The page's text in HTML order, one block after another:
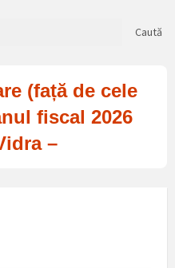
Caută
(față de cele
fiscal 2026
–